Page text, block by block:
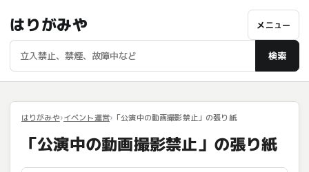
はりがみや
検索
メニュー
はりがみや イベント運営 「公演中の動画撮影禁止」の張り紙
「公演中の動画撮影禁止」の張り紙